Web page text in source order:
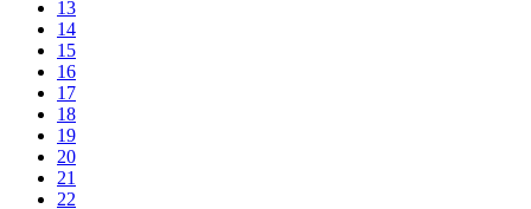
13
14
15
16
17
18
19
20
21
22